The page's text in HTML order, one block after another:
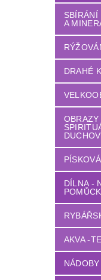
SBÍRÁNÍ
A
DRAHÉ
DÍLNA -
AKVA -